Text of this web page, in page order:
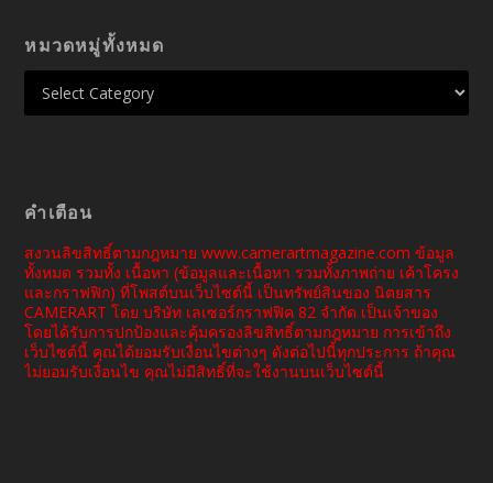
หมวดหมู่ทั้งหมด
คำเตือน
สงวนลิขสิทธิ์ตามกฎหมาย www.camerartmagazine.com ข้อมูล
ทั้งหมด รวมทั้ง เนื้อหา (ข้อมูลและเนื้อหา รวมทั้งภาพถ่าย เค้าโครง
และกราฟฟิก) ที่โพสต์บนเว็บไซต์นี้ เป็นทรัพย์สินของ นิตยสาร
CAMERART โดย บริษัท เลเซอร์กราฟฟิค 82 จำกัด เป็นเจ้าของ
โดยได้รับการปกป้องและคุ้มครองลิขสิทธิ์ตามกฎหมาย การเข้าถึง
เว็บไซต์นี้ คุณได้ยอมรับเงื่อนไขต่างๆ ดังต่อไปนี้ทุกประการ ถ้าคุณ
ไม่ยอมรับเงื่อนไข คุณไม่มีสิทธิ์ที่จะใช้งานบนเว็บไซต์นี้